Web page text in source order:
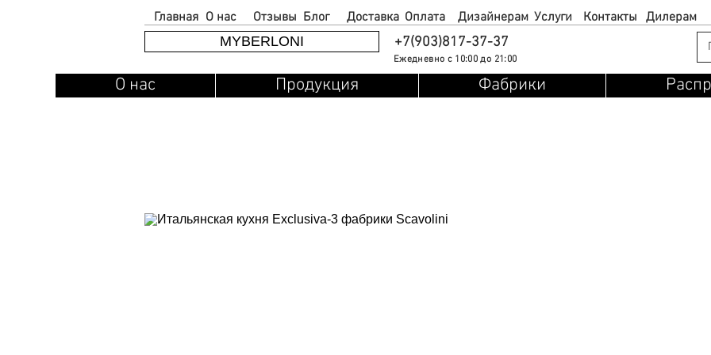
Главная Доставка
О нас Отзывы Блог Оплата Дилерам
Дизайнерам Услуги
Контакты
MYBERLONI
+7(903)817-37-37
Ежедневно с 10:00 до 21:00
О нас Продукция Фабрики